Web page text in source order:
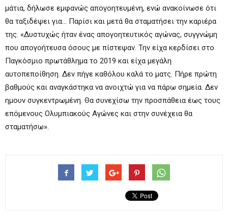
μάτια, δήλωσε εμφανώς απογοητευμένη, ενώ ανακοίνωσε ότι
θα ταξιδέψει για… Παρίσι και μετά θα σταματήσει την καριέρα
της. «Δυστυχώς ήταν ένας απογοητευτικός αγώνας, συγγνώμη
που απογοήτευσα όσους με πίστεψαν. Την είχα κερδίσει στο
Παγκόσμιο πρωτάθλημα το 2019 και είχα μεγάλη
αυτοπεποίθηση. Δεν πήγε καθόλου καλά το ματς. Πήρε πρώτη
βαθμούς και αναγκάστηκα να ανοιχτώ για να πάρω σημεία. Δεν
ημουν συγκεντρωμένη. Θα συνεχίσω την προσπάθεια έως τους
επόμενους Ολυμπιακούς Αγώνες και στην συνέχεια θα
σταματήσω».